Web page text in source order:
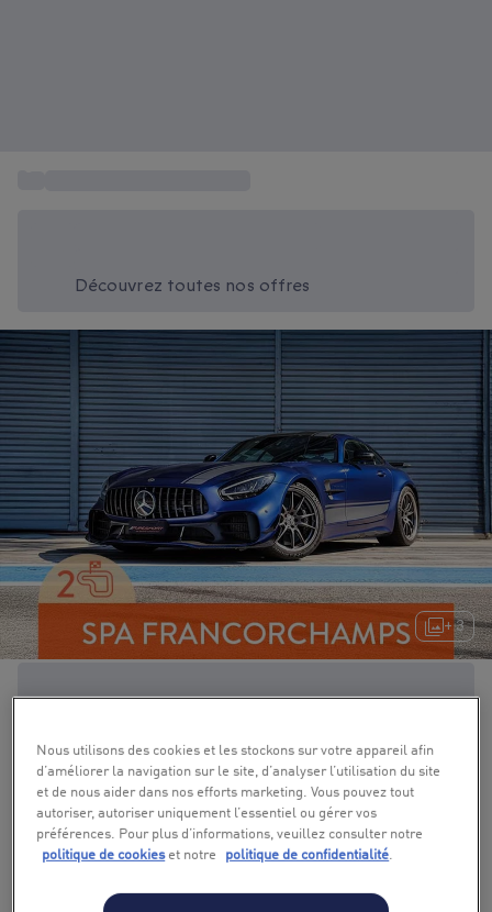
Découvrez toutes nos offres
+ 3
Nous utilisons des cookies et les stockons sur votre appareil afin
d’améliorer la navigation sur le site, d’analyser l’utilisation du site
et de nous aider dans nos efforts marketing. Vous pouvez tout
autoriser, autoriser uniquement l’essentiel ou gérer vos
préférences. Pour plus d’informations, veuillez consulter notre
politique de cookieset notre politique de confidentialité.